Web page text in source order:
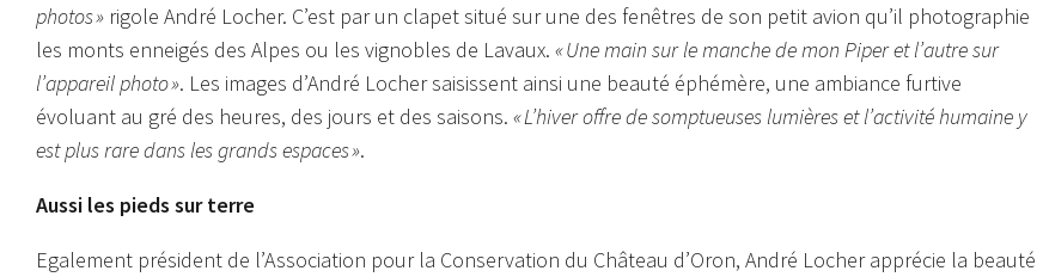
photos » rigole André Locher. C’est par un clapet situé sur une des fenêtres de son petit avion qu’il photographie
les monts enneigés des Alpes ou les vignobles de Lavaux. « Une main sur le manche de mon Piper et l’autre sur
l’appareil photo ». Les images d’André Locher saisissent ainsi une beauté éphémère, une ambiance furtive
évoluant au gré des heures, des jours et des saisons. « L’hiver offre de somptueuses lumières et l’activité humaine y
est plus rare dans les grands espaces ».
Aussi les pieds sur terre
Egalement président de l’Association pour la Conservation du Château d’Oron, André Locher apprécie la beauté